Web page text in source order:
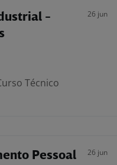
-
26 jun
Técnico
Pessoal
26 jun